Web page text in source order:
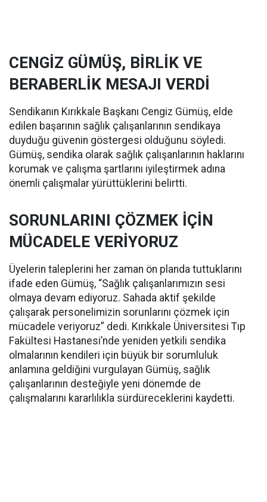
CENGİZ GÜMÜŞ, BİRLİK VE
BERABERLİK MESAJI VERDİ
Sendikanın Kırıkkale Başkanı Cengiz Gümüş, elde
edilen başarının sağlık çalışanlarının sendikaya
duyduğu güvenin göstergesi olduğunu söyledi.
Gümüş, sendika olarak sağlık çalışanlarının haklarını
korumak ve çalışma şartlarını iyileştirmek adına
önemli çalışmalar yürüttüklerini belirtti.
SORUNLARINI ÇÖZMEK İÇİN
MÜCADELE VERİYORUZ
Üyelerin taleplerini her zaman ön planda tuttuklarını
ifade eden Gümüş, “Sağlık çalışanlarımızın sesi
olmaya devam ediyoruz. Sahada aktif şekilde
çalışarak personelimizin sorunlarını çözmek için
mücadele veriyoruz” dedi. Kırıkkale Üniversitesi Tıp
Fakültesi Hastanesi’nde yeniden yetkili sendika
olmalarının kendileri için büyük bir sorumluluk
anlamına geldiğini vurgulayan Gümüş, sağlık
çalışanlarının desteğiyle yeni dönemde de
çalışmalarını kararlılıkla sürdüreceklerini kaydetti.